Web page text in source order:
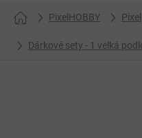
Domů PixelHOBBY Pixel
Dárkové sety - 1 velká